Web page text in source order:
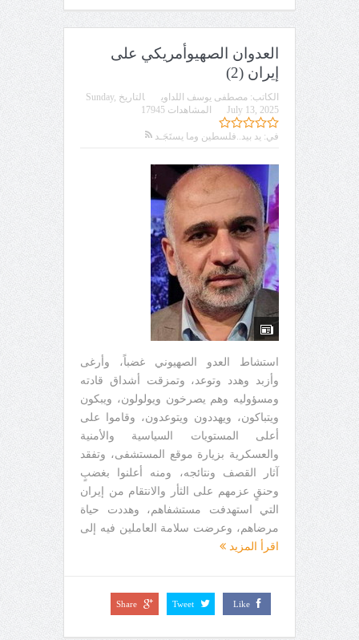
العدوان الصهيوأمريكي على
إيران (2)
الكاتب: مصطفى يوسف اللداوي التاريخ Sunday,
July 13, 2025
في: يد بيد..فلسطين وما يستَجَـد
المشاهدات 17945
استشاط العدو الصهيوني غضباً، وأرغى
وأزبد وهدد وتوعد، وتمزقت أشداق قادته
ومسؤوليه وهم يصرخون ويولولون، ويبكون
ويتباكون، ويهددون ويتوعدون، وقاموا على
أعلى المستويات السياسية والأمنية
والعسكرية بزيارة موقع المستشفى، وتفقد
آثار القصف ونتائجه، ومنه أعلنوا بغضبٍ
وحنقٍ عزمهم على الثأر والانتقام من إيران
التي استهدفت مستشفاهم، وهددت حياة
مرضاهم، وعرضت سلامة العاملين فيه إلى
اقرأ المزيد
Like
Tweet
Share